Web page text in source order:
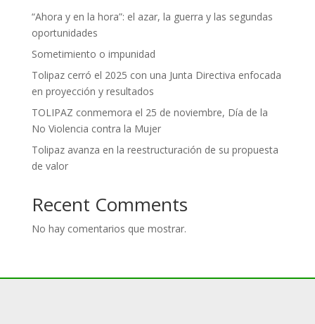
“Ahora y en la hora”: el azar, la guerra y las segundas
oportunidades
Sometimiento o impunidad
Tolipaz cerró el 2025 con una Junta Directiva enfocada
en proyección y resultados
TOLIPAZ conmemora el 25 de noviembre, Día de la
No Violencia contra la Mujer
Tolipaz avanza en la reestructuración de su propuesta
de valor
Recent Comments
No hay comentarios que mostrar.